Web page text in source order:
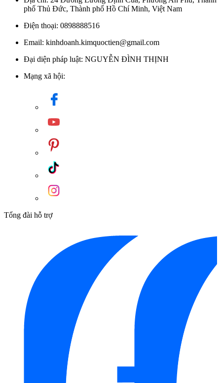
phố Thủ Đức, Thành phố Hồ Chí Minh, Việt Nam
Điện thoại: 0898888516
Email: kinhdoanh.kimquoctien@gmail.com
Đại diện pháp luật: NGUYỄN ĐÌNH THỊNH
Mạng xã hội:
Tổng đài hỗ trợ